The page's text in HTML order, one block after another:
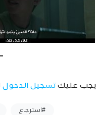
يجب عليك تسجيل الدخول
#استرجاع